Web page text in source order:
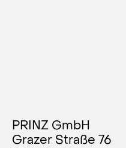
PRINZ GmbH
Grazer Straße 76